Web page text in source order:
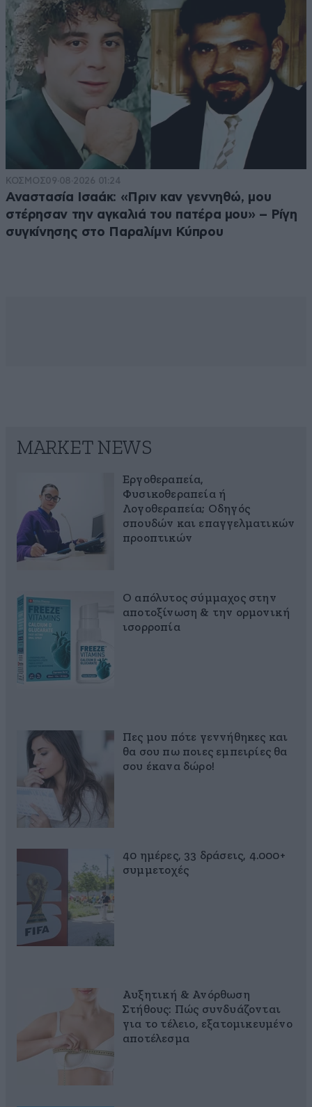
ΚΟΣΜΟΣ09·08·2026 01:24
Αναστασία Ισαάκ: «Πριν καν γεννηθώ, μου
στέρησαν την αγκαλιά του πατέρα μου» – Ρίγη
συγκίνησης στο Παραλίμνι Κύπρου
MARKET NEWS
Εργοθεραπεία,
Φυσικοθεραπεία ή
Λογοθεραπεία; Οδηγός
σπουδών και επαγγελματικών
προοπτικών
Ο απόλυτος σύμμαχος στην
αποτοξίνωση & την ορμονική
ισορροπία
Πες μου πότε γεννήθηκες και
θα σου πω ποιες εμπειρίες θα
σου έκανα δώρο!
40 ημέρες, 33 δράσεις, 4.000+
συμμετοχές
Αυξητική & Ανόρθωση
Στήθους: Πώς συνδυάζονται
για το τέλειο, εξατομικευμένο
αποτέλεσμα